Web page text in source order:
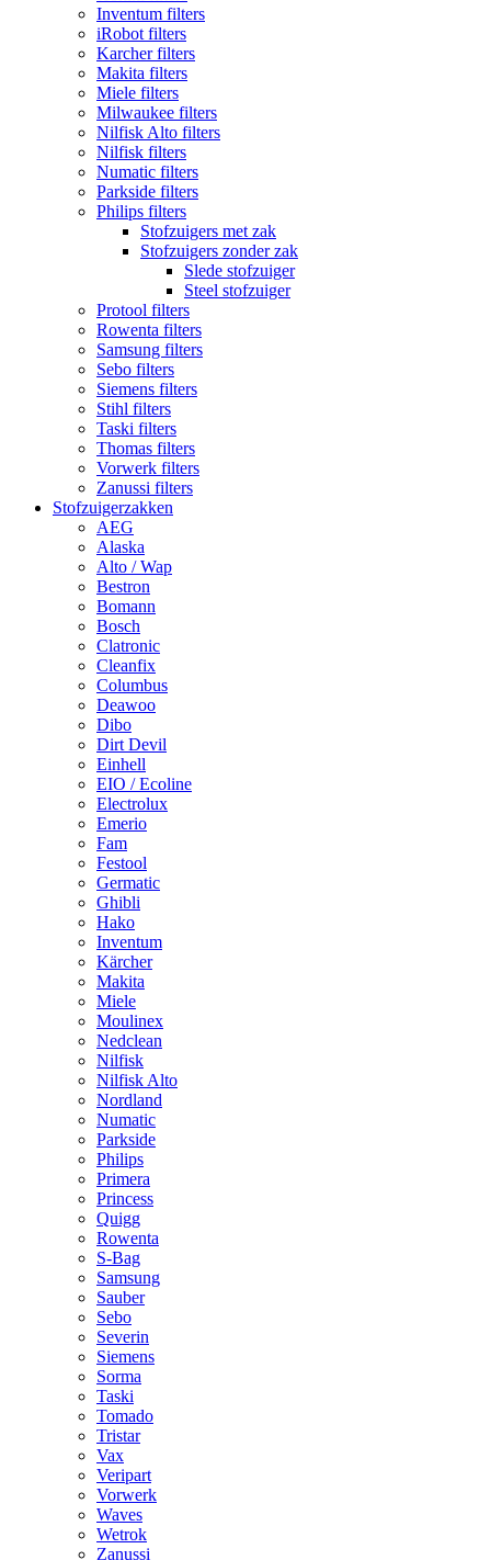
Inventum filters
iRobot filters
Karcher filters
Makita filters
Miele filters
Milwaukee filters
Nilfisk Alto filters
Nilfisk filters
Numatic filters
Parkside filters
Philips filters
Stofzuigers met zak
Stofzuigers zonder zak
Slede stofzuiger
Steel stofzuiger
Protool filters
Rowenta filters
Samsung filters
Sebo filters
Siemens filters
Stihl filters
Taski filters
Thomas filters
Vorwerk filters
Zanussi filters
Stofzuigerzakken
AEG
Alaska
Alto / Wap
Bestron
Bomann
Bosch
Clatronic
Cleanfix
Columbus
Deawoo
Dibo
Dirt Devil
Einhell
EIO / Ecoline
Electrolux
Emerio
Fam
Festool
Germatic
Ghibli
Hako
Inventum
Kärcher
Makita
Miele
Moulinex
Nedclean
Nilfisk
Nilfisk Alto
Nordland
Numatic
Parkside
Philips
Primera
Princess
Quigg
Rowenta
S-Bag
Samsung
Sauber
Sebo
Severin
Siemens
Sorma
Taski
Tomado
Tristar
Vax
Veripart
Vorwerk
Waves
Wetrok
Zanussi